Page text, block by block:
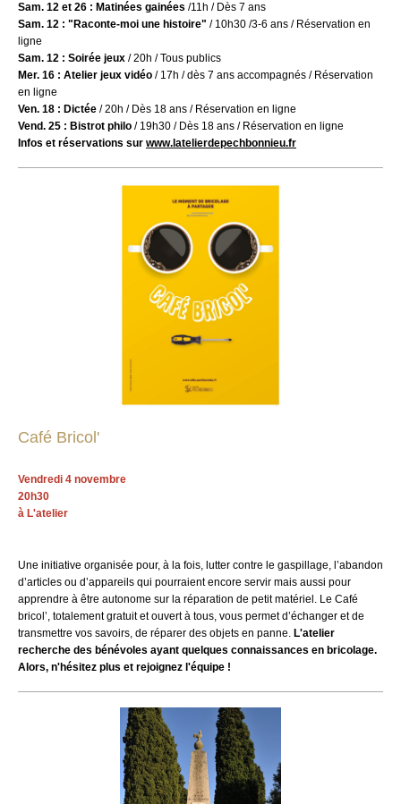
Sam. 12 et 26 : Matinées gainées /11h / Dès 7 ans
Sam. 12 : "Raconte-moi une histoire" / 10h30 /3-6 ans / Réservation en
ligne
Sam. 12 : Soirée jeux / 20h / Tous publics
Mer. 16 : Atelier jeux vidéo / 17h / dès 7 ans accompagnés / Réservation
en ligne
Ven. 18 : Dictée / 20h / Dès 18 ans / Réservation en ligne
Vend. 25 : Bistrot philo / 19h30 / Dès 18 ans / Réservation en ligne
Infos et réservations sur www.latelierdepechbonnieu.fr
Café Bricol'
Vendredi 4 novembre
20h30
à L'atelier
Une initiative organisée pour, à la fois, lutter contre le gaspillage, l’abandon
d’articles ou d’appareils qui pourraient encore servir mais aussi pour
apprendre à être autonome sur la réparation de petit matériel. Le Café
bricol’, totalement gratuit et ouvert à tous, vous permet d’échanger et de
transmettre vos savoirs, de réparer des objets en panne. L'atelier
recherche des bénévoles ayant quelques connaissances en bricolage.
Alors, n'hésitez plus et rejoignez l'équipe !